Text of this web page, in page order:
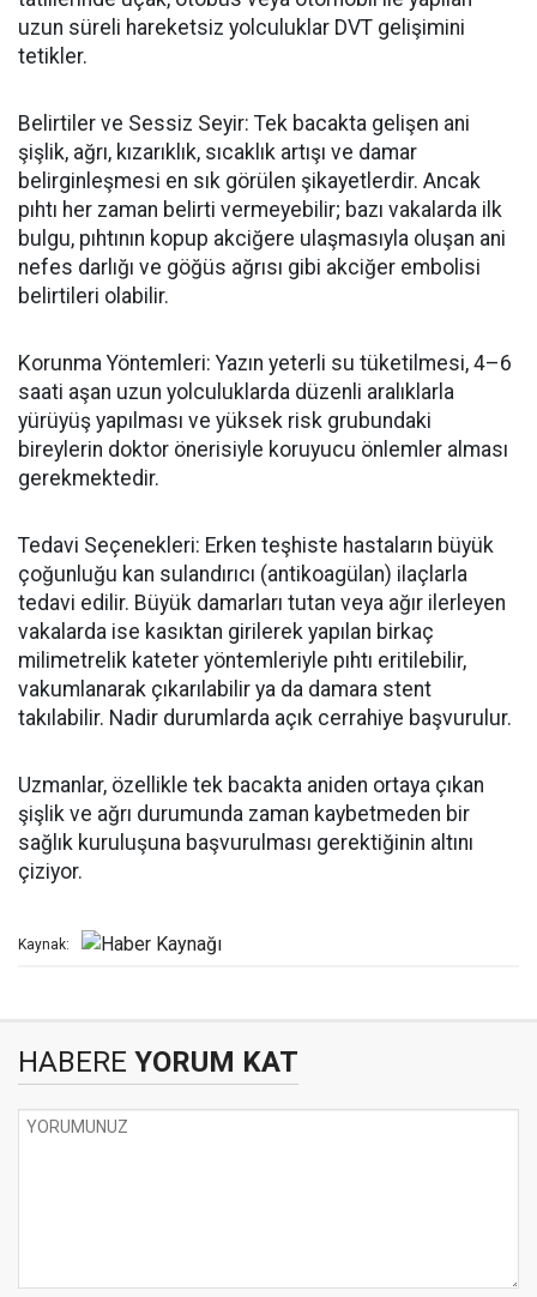
uzun süreli hareketsiz yolculuklar DVT gelişimini
tetikler.
Belirtiler ve Sessiz Seyir: Tek bacakta gelişen ani
şişlik, ağrı, kızarıklık, sıcaklık artışı ve damar
belirginleşmesi en sık görülen şikayetlerdir. Ancak
pıhtı her zaman belirti vermeyebilir; bazı vakalarda ilk
bulgu, pıhtının kopup akciğere ulaşmasıyla oluşan ani
nefes darlığı ve göğüs ağrısı gibi akciğer embolisi
belirtileri olabilir.
Korunma Yöntemleri: Yazın yeterli su tüketilmesi, 4–6
saati aşan uzun yolculuklarda düzenli aralıklarla
yürüyüş yapılması ve yüksek risk grubundaki
bireylerin doktor önerisiyle koruyucu önlemler alması
gerekmektedir.
Tedavi Seçenekleri: Erken teşhiste hastaların büyük
çoğunluğu kan sulandırıcı (antikoagülan) ilaçlarla
tedavi edilir. Büyük damarları tutan veya ağır ilerleyen
vakalarda ise kasıktan girilerek yapılan birkaç
milimetrelik kateter yöntemleriyle pıhtı eritilebilir,
vakumlanarak çıkarılabilir ya da damara stent
takılabilir. Nadir durumlarda açık cerrahiye başvurulur.
Uzmanlar, özellikle tek bacakta aniden ortaya çıkan
şişlik ve ağrı durumunda zaman kaybetmeden bir
sağlık kuruluşuna başvurulması gerektiğinin altını
çiziyor.
Kaynak:
HABERE YORUM KAT